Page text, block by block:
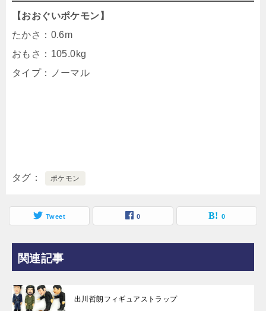
【おおぐいポケモン】
たかさ：0.6m
おもさ：105.0kg
タイプ：ノーマル
タグ ポケモン
Tweet 0 0
関連記事
出川哲朗フィギュアストラップ